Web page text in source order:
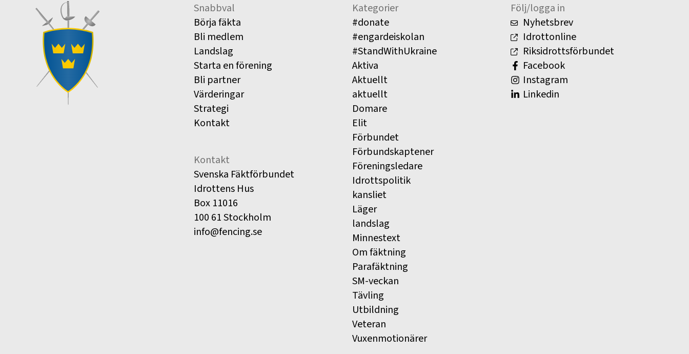
Snabbval
Börja fäkta
Bli medlem
Landslag
Starta en förening
Bli partner
Värderingar
Strategi
Kontakt
Kontakt
Svenska Fäktförbundet
Idrottens Hus
Box 11016
100 61 Stockholm
info@fencing.se
Kategorier
#donate
#engardeiskolan
#StandWithUkraine
Aktiva
Aktuellt
aktuellt
Domare
Elit
Förbundet
Förbundskaptener
Föreningsledare
Idrottspolitik
kansliet
Läger
landslag
Minnestext
Om fäktning
Parafäktning
SM-veckan
Tävling
Utbildning
Veteran
Vuxenmotionärer
Följ/logga in
Nyhetsbrev
Idrottonline
Riksidrottsförbundet
Facebook
Instagram
Linkedin